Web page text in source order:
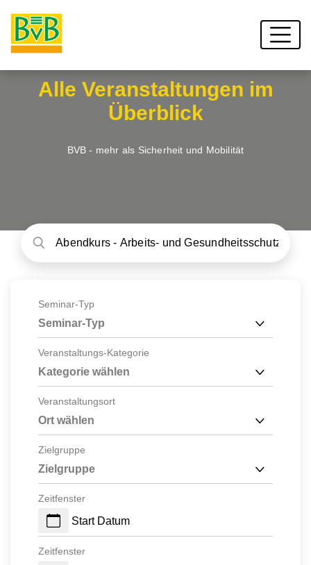
Alle Veranstaltungen im
Überblick
BVB - mehr als Sicherheit und Mobilität
Seminar-Typ
Seminar-Typ
Veranstaltungs-Kategorie
Kategorie wählen
Veranstaltungsort
Ort wählen
Zielgruppe
Zielgruppe
Zeitfenster
Start Datum
Zeitfenster